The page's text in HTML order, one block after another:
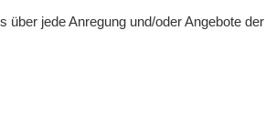
jede Anregung und/oder Angebote der